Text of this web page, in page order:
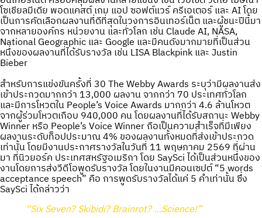
โซเชียลมีเดีย พอดแคสต์ เกม แอป ซอฟต์แวร์ ครีเอเตอร์ และ AI โดย
เป็นการคัดเลือกผลงานที่ดีที่สุดในวงการอินเทอร์เน็ต และผู้ชนะปีนี้มา
จากหลายองค์กร หน่วยงาน และทั่วโลก เช่น Claude AI, NASA,
National Geographic และ Google และมีคนดังมากมายที่เป็นส่วน
หนึ่งของผลงานที่ได้รับรางวัล เช่น LISA Blackpink และ Justin
Bieber
สำหรับการแข่งขันครั้งที่ 30 The Webby Awards ระบุว่ามีผลงานส่ง
เข้าประกวดมากกว่า 13,000 ผลงาน จากกว่า 70 ประเทศทั่วโลก
และมีการโหวตใน People’s Voice Awards มากกว่า 4.6 ล้านโหวต
จากผู้ร่วมโหวตเกือบ 940,000 คน โดยผลงานที่ได้รับสถานะ Webby
Winner หรือ People’s Voice Winner ถือเป็นความสำเร็จที่มีเพียง
ผลงานระดับท็อปประมาณ 4% ของผลงานทั้งหมดที่ส่งเข้าประกวด
เท่านั้น โดยมีงานประกาศรางวัลในวันที่ 11 พฤษภาคม 2569 ที่ผ่าน
มา ที่นิวยอร์ค ประเทศสหรัฐอเมริกา โดย SaySci ได้เป็นส่วนหนึ่งของ
งานโดยการส่งวีดีโอพูดรับรางวัล โดยในงานมีคอนเซปต์ “5 words
acceptance speech” คือ การพูดรับรางวัลได้แค่ 5 คำเท่านั้น ซึ่ง
SaySci ได้กล่าวว่า
“Six Seven? Skibidi? Brainrot? …Science!”